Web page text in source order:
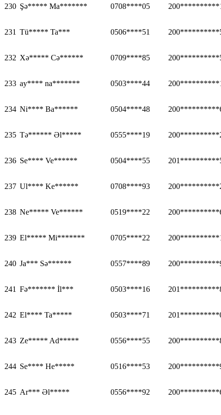
230 Şə***** Ma******* 0708****05
231 Tü***** Ta*** 0506****51
232 Xə***** Cə****** 0709****85
233 ay**** na******* 0503****44
234 Ni**** Ba****** 0504****48
235 Tə****** Əl***** 0555****19
236 Se**** Ve****** 0504****55
237 Ul**** Ke****** 0708****93
238 Ne***** Ve****** 0519****22
239 El***** Mi******* 0705****22
240 Ja*** Sə****** 0557****89
241 Fə******* İl*** 0503****16
242 El**** Ta***** 0503****71
243 Ze***** Ad***** 0556****55
244 Se**** He***** 0516****53
245 Ar*** Əl***** 0556****92